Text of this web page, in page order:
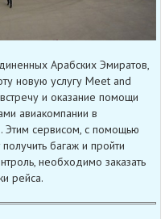
Арабских Эмиратов,
новую услугу Meet and
и оказание помощи
авиакомпании в
сервисом, с помощью
багаж и пройти
необходимо заказать
рейса.